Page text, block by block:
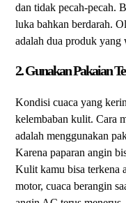
dan tidak pecah-pecah.
luka bahkan berdarah.
adalah dua produk yang
2. Gunakan Pakaian
Kondisi cuaca yang
kelembaban kulit. Cara
adalah menggunakan
Karena paparan angin
Kulit kamu bisa terkena
motor, cuaca berangin